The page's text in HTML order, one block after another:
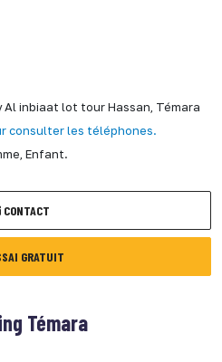
Al inbiaat lot tour Hassan, Témara
consulter les téléphones.
Enfant.
CONTACT
GRATUIT
Témara